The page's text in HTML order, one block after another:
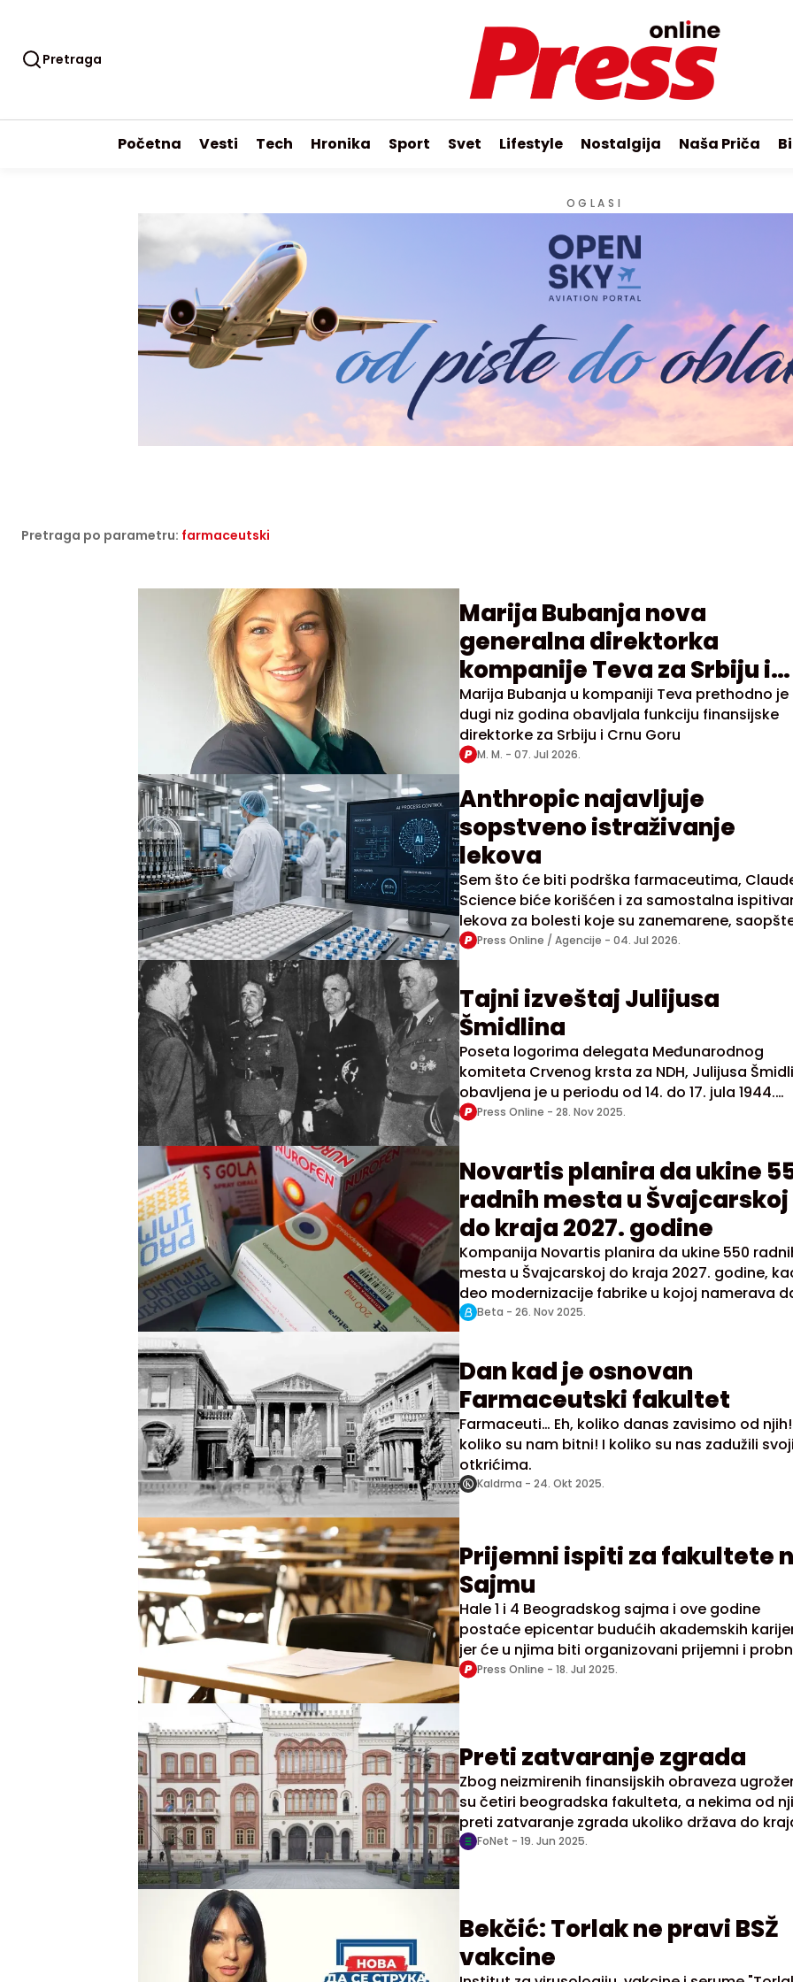
Pretraga
Početna Vesti Tech Hronika Sport Svet Lifestyle Nostalgija Naša Priča
OGLASI
Pretraga po parametru: farmaceutski
Marija Bubanja nova
generalna direktorka
kompanije Teva za Srbiju i
Crnu Goru
Marija Bubanja u kompaniji Teva prethodno je
dugi niz godina obavljala funkciju finansijske
direktorke za Srbiju i Crnu Goru
M. M. - 07. Jul 2026.
Anthropic najavljuje
sopstveno istraživanje
lekova
Sem što će biti podrška farmaceutima,
Science biće korišćen i za samostalna
lekova za bolesti koje su zanemarene,
iz Anthropica
Press Online / Agencije - 04. Jul 2026.
Tajni izveštaj Julijusa
Šmidlina
Poseta logorima delegata Međunarodnog
komiteta Crvenog krsta za NDH, Julijusa
obavljena je u periodu od 14. do 17. jula 1944.
godine
Press Online - 28. Nov 2025.
Novartis planira da ukine
radnih mesta u Švajcarskoj
do kraja 2027. godine
Kompanija Novartis planira da ukine 550
mesta u Švajcarskoj do kraja 2027. godine,
deo modernizacije fabrike u kojoj namerava
obustavi proizvodnju tableta i kapsula, kako bi
Beta - 26. Nov 2025.
Dan kad je osnovan
Farmaceutski fakultet
Farmaceuti… Eh, koliko danas zavisimo od njih!
koliko su nam bitni! I koliko su nas zadužili
otkrićima.
Kaldrma - 24. Okt 2025.
Prijemni ispiti za fakultete
Sajmu
Hale 1 i 4 Beogradskog sajma i ove godine
postaće epicentar budućih akademskih
jer će u njima biti organizovani prijemni i
ispiti za upis na brojne fakultete Univerziteta u
Press Online - 18. Jul 2025.
Preti zatvaranje zgrada
Zbog neizmirenih finansijskih obraveza
su četiri beogradska fakulteta, a nekima od
preti zatvaranje zgrada ukoliko država do
juna ne izmiri dugovanja, prenela je danas
FoNet - 19. Jun 2025.
Bekčić: Torlak ne pravi BSŽ
vakcine